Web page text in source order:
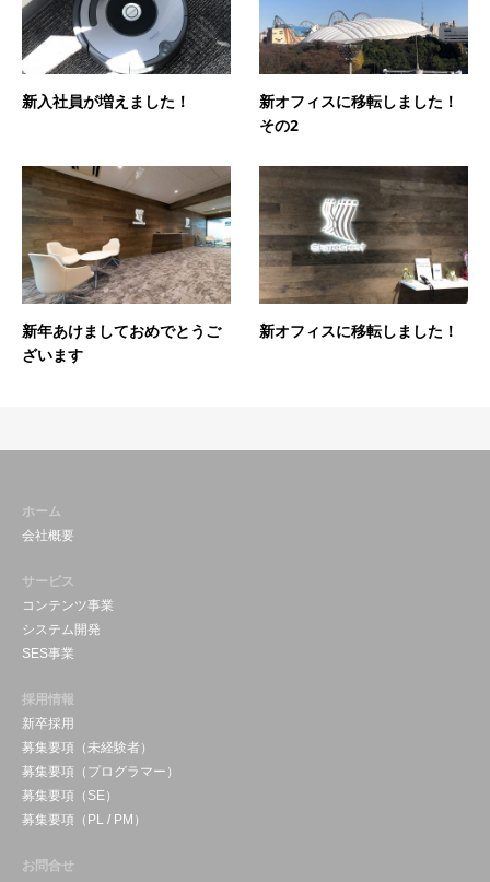
新入社員が増えました！
新オフィスに移転しました！
その2
新年あけましておめでとうご
ざいます
新オフィスに移転しました！
ホーム
会社概要
サービス
コンテンツ事業
システム開発
SES事業
採用情報
新卒採用
募集要項（未経験者）
募集要項（プログラマー）
募集要項（SE）
募集要項（PL / PM）
お問合せ